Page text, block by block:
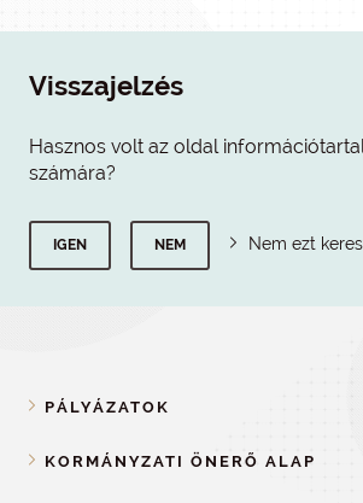
Visszajelzés
Hasznos volt az oldal
számára?
IGEN NEM Nem ezt
PÁLYÁZATOK
KORMÁNYZATI ÖNERŐ ALAP